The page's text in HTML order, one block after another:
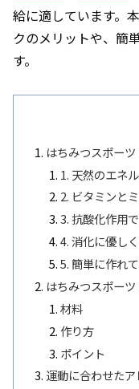
給に適しています。
クのメリットや、簡
す。
はちみつスポー
1. 天然のエネ
2. ビタミンと
3. 抗酸化作用
4. 消化に優し
5. 簡単に作れ
はちみつスポー
材料
作り方
ポイント
運動に合わせた